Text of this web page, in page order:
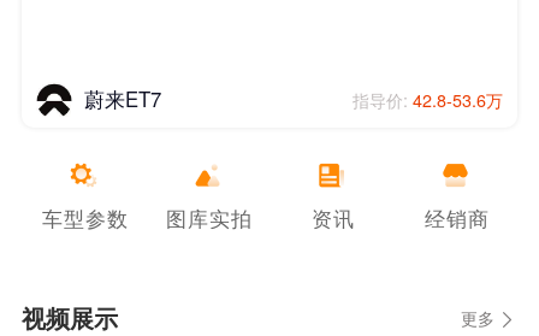
蔚来ET7 指导价: 42.8-53.6万
车型参数 图库实拍 资讯 经销商
视频展示 更多